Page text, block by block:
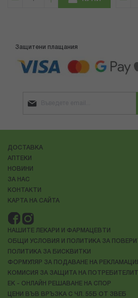
Защитени плащания
ДОСТАВКА
АПТЕКИ
НОВИНИ
ЗА НАС
КОНТАКТИ
КАРТА НА САЙТА
НАШИТЕ ЛЕКАРИ И ФАРМАЦЕВТИ
ОБЩИ УСЛОВИЯ И ПОЛИТИКА ЗА
ПОЛИТИКА ЗА БИСКВИТКИ
ФОРМУЛЯР ЗА ПОДАВАНЕ НА
КОМИСИЯ ЗА ЗАЩИТА НА
ЕК - ОНЛАЙН РЕШАВАНЕ НА СПОР
ЦЕНИ ВЪВ ВРЪЗКА С ЧЛ. 55Б ОТ ЗВЕБ